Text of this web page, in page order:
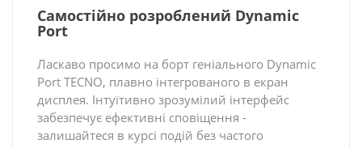
Самостійно розроблений Dynamic
Port
Ласкаво просимо на борт геніального Dynamic
Port TECNO, плавно інтегрованого в екран
дисплея. Інтуїтивно зрозумілий інтерфейс
забезпечує ефективні сповіщення -
залишайтеся в курсі подій без частого